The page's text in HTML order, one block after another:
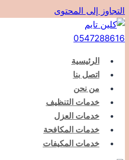
التجاوز إلى المحتوى
الرئيسية
اتصل بنا
من نحن
خدمات التنظيف
خدمات العزل
خدمات المكافحة
خدمات المكيفات